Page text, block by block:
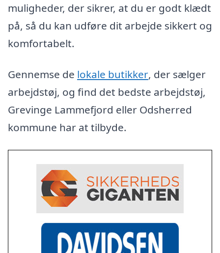
muligheder, der sikrer, at du er godt klædt
på, så du kan udføre dit arbejde sikkert og
komfortabelt.
Gennemse de lokale butikker, der sælger
arbejdstøj, og find det bedste arbejdstøj,
Grevinge Lammefjord eller Odsherred
kommune har at tilbyde.